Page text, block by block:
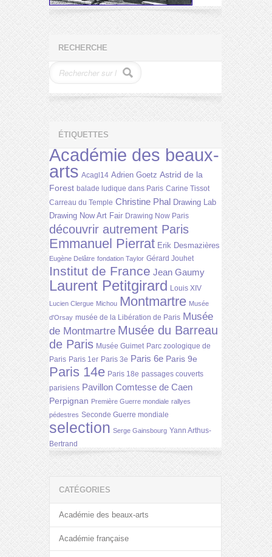
RECHERCHE
ÉTIQUETTES
Académie des beaux-
arts Acagl14 Adrien Goetz Astrid de la
Forest balade ludique dans Paris Carine Tissot
Carreau du Temple Christine Phal Drawing Lab
Drawing Now Art Fair Drawing Now Paris
découvrir autrement Paris
Emmanuel Pierrat Erik Desmazières
Eugène Delâtre fondation Taylor Gérard Jouhet
Institut de France Jean Gaumy
Laurent Petitgirard Louis XIV
Lucien Clergue Michou Montmartre Musée
d'Orsay musée de la Libération de Paris Musée
de Montmartre Musée du Barreau
de Paris Musée Guimet Parc zoologique de
Paris Paris 1er Paris 3e Paris 6e Paris 9e
Paris 14e Paris 18e passages couverts
parisiens Pavillon Comtesse de Caen
Perpignan Première Guerre mondiale rallyes
pédestres Seconde Guerre mondiale
selection Serge Gainsbourg Yann Arthus-
Bertrand
CATÉGORIES
Académie des beaux-arts
Académie française